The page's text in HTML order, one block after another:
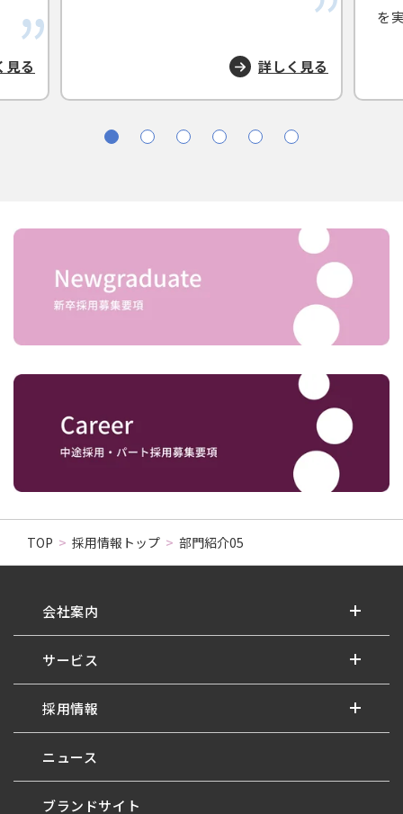
見る 詳しく見る
を
TOP > 採用情報トップ > 部門紹介05
会社案内
サービス
採用情報
ニュース
ブランドサイト